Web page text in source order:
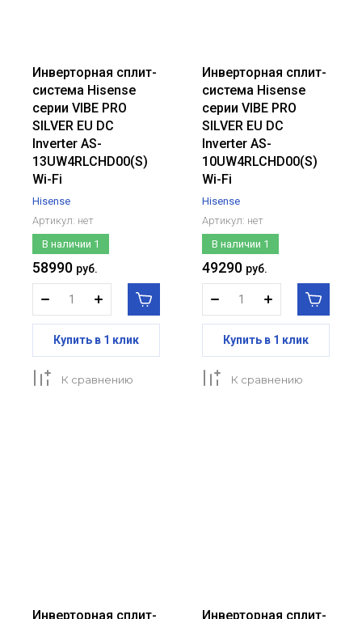
Инверторная сплит-
система Hisense
серии VIBE PRO
SILVER EU DC
Inverter AS-
13UW4RLCHD00(S)
Wi-Fi
Hisense
Артикул: нет
В наличии 1
58990 руб.
Купить в 1 клик
К сравнению
Инверторная сплит-
система Hisense
серии VIBE PRO
SILVER EU DC
Inverter AS-
10UW4RLCHD00(S)
Wi-Fi
Hisense
Артикул: нет
В наличии 1
49290 руб.
Купить в 1 клик
К сравнению
Инверторная сплит- Инверторная сплит-